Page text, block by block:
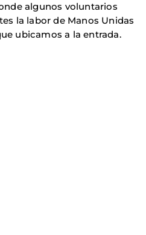
algunos voluntarios
la labor de Manos Unidas
ubicamos a la entrada.